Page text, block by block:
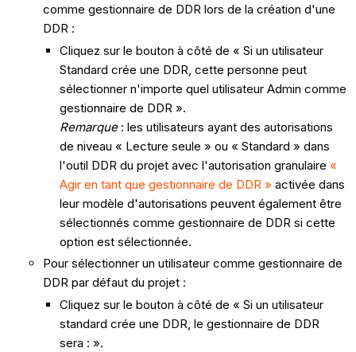
comme gestionnaire de DDR lors de la création d'une
DDR :
Cliquez sur le bouton à côté de « Si un utilisateur
Standard crée une DDR, cette personne peut
sélectionner n'importe quel utilisateur Admin comme
gestionnaire de DDR ».
Remarque: les utilisateurs ayant des autorisations
de niveau « Lecture seule » ou « Standard » dans
l'outil DDR du projet avec l'autorisation granulaire «
Agir en tant que gestionnaire de DDR » activée dans
leur modèle d'autorisations peuvent également être
sélectionnés comme gestionnaire de DDR si cette
option est sélectionnée.
Pour sélectionner un utilisateur comme gestionnaire de
DDR par défaut du projet :
Cliquez sur le bouton à côté de « Si un utilisateur
standard crée une DDR, le gestionnaire de DDR
sera : ».